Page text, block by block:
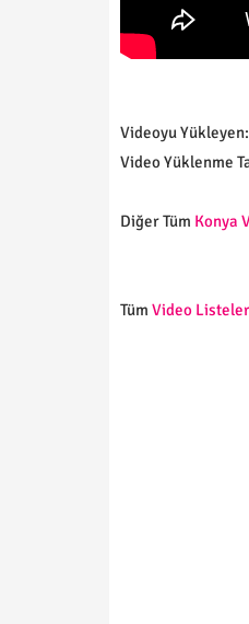
Videoyu
Video Yüklenme
Diğer Tüm Konya
Tüm Video